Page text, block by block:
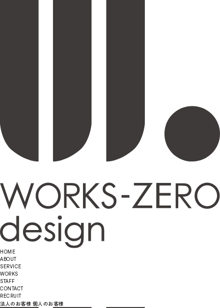
HOME
ABOUT
SERVICE
WORKS
STAFF
CONTACT
RECRUIT
法人のお客様 個人のお客様